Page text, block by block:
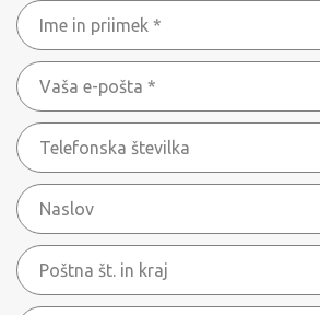
Ime
in
priimek
Vaša
e-
pošta
Telefonska
številka
Naslov
Poštna
št.